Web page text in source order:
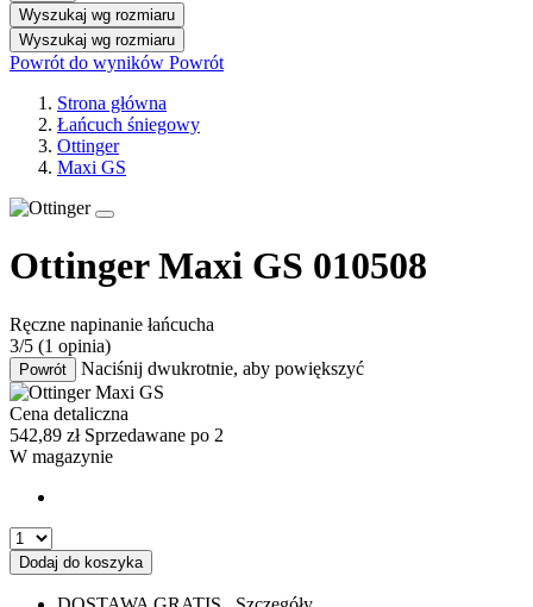
Wyszukaj wg rozmiaru
Wyszukaj wg rozmiaru
Powrót do wyników Powrót
Strona główna
Łańcuch śniegowy
Ottinger
Maxi GS
Ottinger Maxi GS 010508
Ręczne napinanie łańcucha
3/5 (1 opinia)
Powrót Naciśnij dwukrotnie, aby powiększyć
Cena detaliczna
542,89 zł Sprzedawane po 2
W magazynie
Dodaj do koszyka